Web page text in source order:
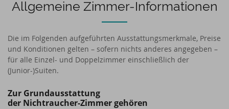
Allgemeine Zimmer-Informationen
Die im Folgenden aufgeführten Ausstattungsmerkmale, Preise
und Konditionen gelten – sofern nichts anderes angegeben –
für alle Einzel- und Doppelzimmer einschließlich der
(Junior-)Suiten.
Zur Grundausstattung
der Nichtraucher-Zimmer gehören